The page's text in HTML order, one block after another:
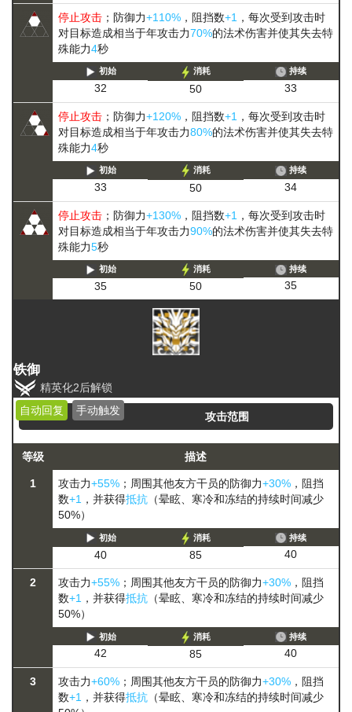
停止攻击 ；防御力+110% ，阻挡数+1 ，每次受到攻击时
对目标造成相当于年攻击力70%的法术伤害并使其失去特
殊能力4秒
初始
32
消耗
50
持续
33
停止攻击 ；防御力+120% ，阻挡数+1 ，每次受到攻击时
对目标造成相当于年攻击力80%的法术伤害并使其失去特
殊能力4秒
初始
33
消耗
50
持续
34
停止攻击 ；防御力+130% ，阻挡数+1 ，每次受到攻击时
对目标造成相当于年攻击力90%的法术伤害并使其失去特
殊能力5秒
初始
35
消耗
50
持续
35
铁御
精英化2后解锁
自动回复
手动触发 攻击范围
等级 描述
1 攻击力+55% ；周围其他友方干员的防御力+30% ，阻挡
数+1 ，并获得抵抗 （晕眩、寒冷和冻结的持续时间减少
50%）
初始
40
消耗
85
持续
40
2 攻击力+55% ；周围其他友方干员的防御力+30% ，阻挡
数+1 ，并获得抵抗 （晕眩、寒冷和冻结的持续时间减少
50%）
初始
42
消耗
85
持续
40
3 攻击力+60% ；周围其他友方干员的防御力+30% ，阻挡
数+1 ，并获得抵抗 （晕眩、寒冷和冻结的持续时间减少